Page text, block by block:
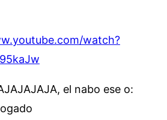
watch?
el nabo ese o: